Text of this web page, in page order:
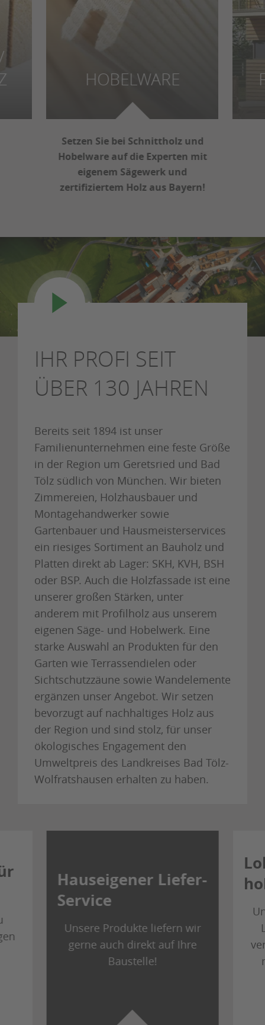
HOBELWARE
Setzen Sie bei Schnittholz und
Hobelware auf die Experten mit
eigenem Sägewerk und
zertifiziertem Holz aus Bayern!
IHR PROFI SEIT
ÜBER 130 JAHREN
Bereits seit 1894 ist unser
Familienunternehmen eine feste Größe
in der Region um Geretsried und Bad
Tölz südlich von München. Wir bieten
Zimmereien, Holzhausbauer und
Montagehandwerker sowie
Gartenbauer und Hausmeisterservices
ein riesiges Sortiment an Bauholz und
Platten direkt ab Lager: SKH, KVH, BSH
oder BSP. Auch die Holzfassade ist eine
unserer großen Stärken, unter
anderem mit Profilholz aus unserem
eigenen Säge- und Hobelwerk. Eine
starke Auswahl an Produkten für den
Garten wie Terrassendielen oder
Sichtschutzzäune sowie Wandelemente
ergänzen unser Angebot. Wir setzen
bevorzugt auf nachhaltiges Holz aus
der Region und sind stolz, für unser
ökologisches Engagement den
Umweltpreis des Landkreises Bad Tölz-
Wolfratshausen erhalten zu haben.
Hauseigener Liefer-
Service
Unsere Produkte liefern wir
gerne auch direkt auf Ihre
Baustelle!